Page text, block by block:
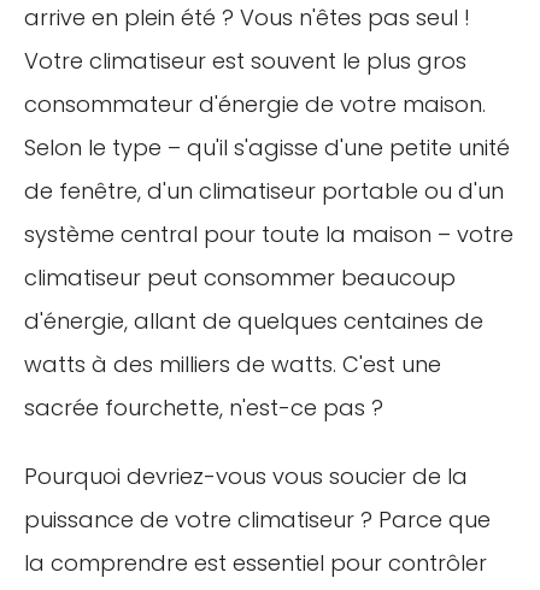
arrive en plein été ? Vous n'êtes pas seul !
Votre climatiseur est souvent le plus gros
consommateur d'énergie de votre maison.
Selon le type – qu'il s'agisse d'une petite unité
de fenêtre, d'un climatiseur portable ou d'un
système central pour toute la maison – votre
climatiseur peut consommer beaucoup
d'énergie, allant de quelques centaines de
watts à des milliers de watts. C'est une
sacrée fourchette, n'est-ce pas ?
Pourquoi devriez-vous vous soucier de la
puissance de votre climatiseur ? Parce que
la comprendre est essentiel pour contrôler